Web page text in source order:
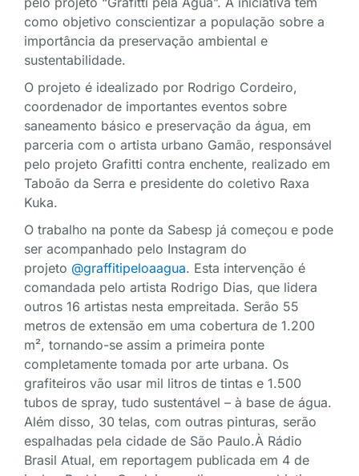
como objetivo conscientizar a população sobre a
importância da preservação ambiental e
sustentabilidade.
O projeto é idealizado por Rodrigo Cordeiro,
coordenador de importantes eventos sobre
saneamento básico e preservação da água, em
parceria com o artista urbano Gamão, responsável
pelo projeto Grafitti contra enchente, realizado em
Taboão da Serra e presidente do coletivo Raxa
Kuka.
O trabalho na ponte da Sabesp já começou e pode
ser acompanhado pelo Instagram do
projeto @graffitipeloaagua. Esta intervenção é
comandada pelo artista Rodrigo Dias, que lidera
outros 16 artistas nesta empreitada. Serão 55
metros de extensão em uma cobertura de 1.200
m², tornando-se assim a primeira ponte
completamente tomada por arte urbana. Os
grafiteiros vão usar mil litros de tintas e 1.500
tubos de spray, tudo sustentável – à base de água.
Além disso, 30 telas, com outras pinturas, serão
espalhadas pela cidade de São Paulo.À Rádio
Brasil Atual, em reportagem publicada em 4 de